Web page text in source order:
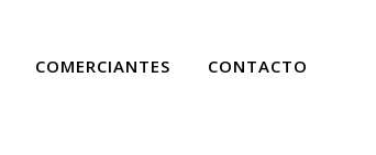
COMERCIANTES CONTACTO